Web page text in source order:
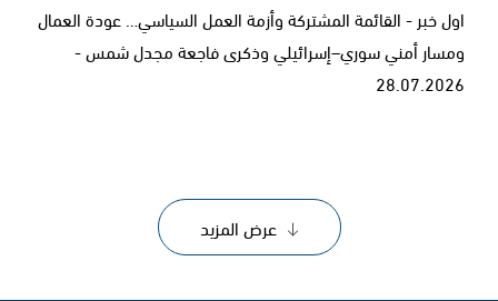
اول خبر - القائمة المشتركة وأزمة العمل السياسي… عودة العمال
ومسار أمني سوري–إسرائيلي وذكرى فاجعة مجدل شمس -
28.07.2026
عرض المزيد